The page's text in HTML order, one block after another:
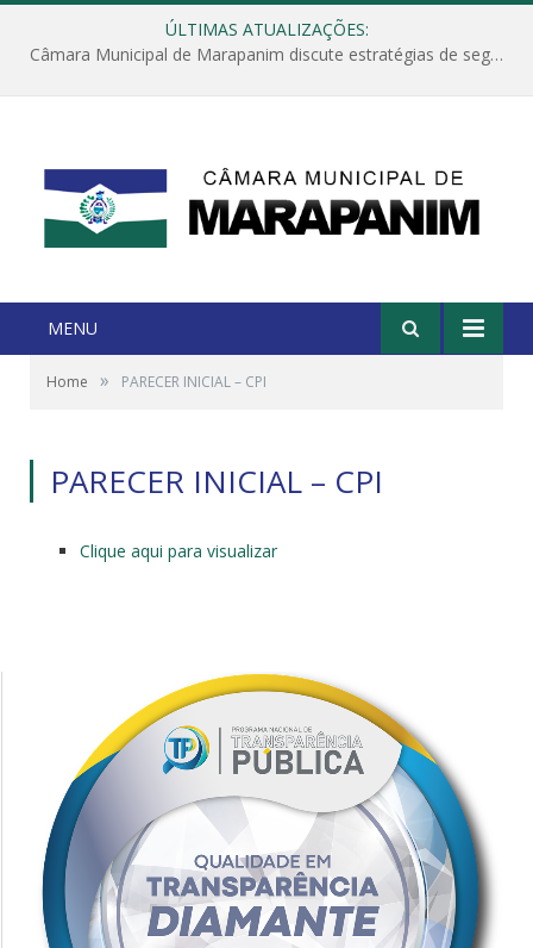
ÚLTIMAS ATUALIZAÇÕES:
Câmara Municipal de Marapanim discute estratégias de segurança com autoridades e poder executivo
MENU
Home » PARECER INICIAL – CPI
PARECER INICIAL – CPI
Clique aqui para visualizar